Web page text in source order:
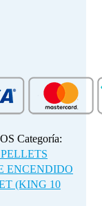
Categoría:
ENCENDIDO
(KING 10